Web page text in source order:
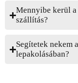
Mennyibe kerül a
szállítás?
Segítetek nekem
lepakolásában?